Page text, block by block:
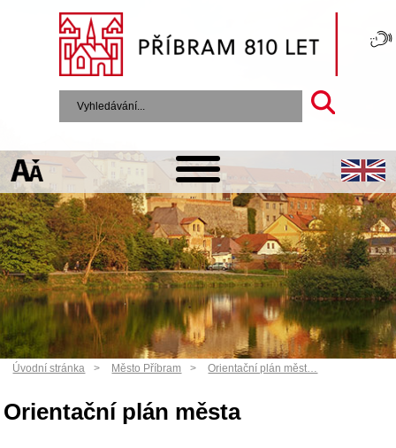
Úvodní stránka Město Příbram Orientační plán měst…
Orientační plán města